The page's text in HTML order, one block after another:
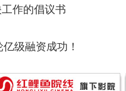
作的倡议书
级融资成功！